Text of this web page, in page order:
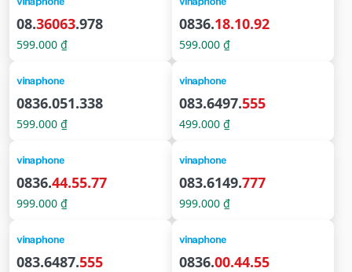
08.36063.978
599.000 ₫
0836.18.10.92
599.000 ₫
0836.051.338
599.000 ₫
083.6497.555
499.000 ₫
0836.44.55.77
999.000 ₫
083.6149.777
999.000 ₫
083.6487.555 0836.00.44.55